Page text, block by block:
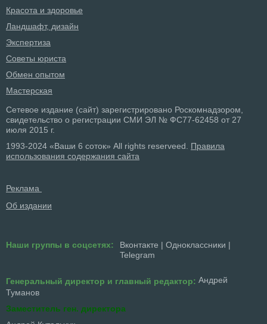
Красота и здоровье
Ландшафт, дизайн
Экспертиза
Советы юриста
Обмен опытом
Мастерская
Сетевое издание (сайт) зарегистрировано Роскомнадзором,
свидетельство о регистрации СМИ ЭЛ № ФС77-62458 от 27
июля 2015 г.
1993-2024 «Ваши 6 соток» All rights reserveed. Правила
использования содержания сайта
Реклама
Об издании
Наши группы в соцсетях: Вконтакте | Одноклассники |
Telegram
Генеральный директор и главный редактор: Андрей
Туманов
Заместитель ген. директора